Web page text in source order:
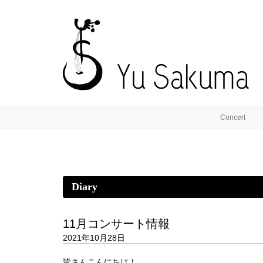
Concert
Diary
11月コンサート情報
2021年10月28日